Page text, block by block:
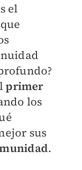
el
primer
los
sus
.